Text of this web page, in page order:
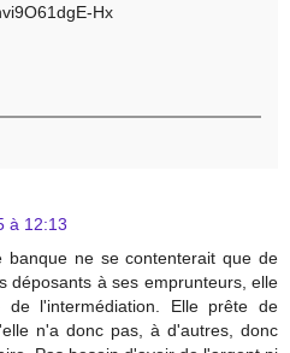
Hx
à 12:13
banque ne se contenterait que de
déposants à ses emprunteurs, elle
l'intermédiation. Elle prête de
n'a donc pas, à d'autres, donc